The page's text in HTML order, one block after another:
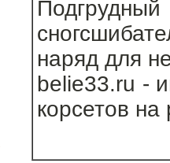
наряд для
belie33.ru -
корсетов